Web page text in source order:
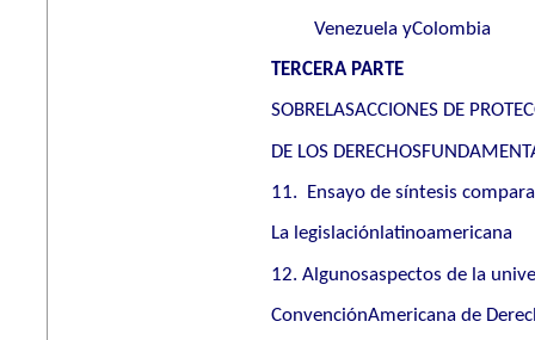
Venezuela yColombia
TERCERA PARTE
SOBRELASACCIONES DE
DE LOS
11. Ensayo de síntesis
La legislaciónlatinoamericana
12. Algunosaspectos de la
ConvenciónAmericana de